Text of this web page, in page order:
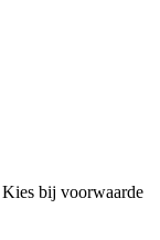
bij voorwaarde